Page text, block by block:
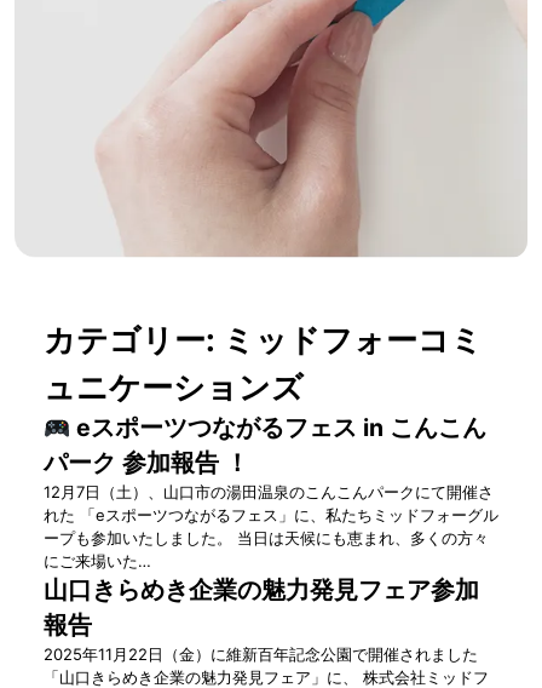
カテゴリー: ミッドフォーコミ
ュニケーションズ
eスポーツつながるフェス in こんこん
パーク 参加報告 ！
12月7日（土）、山口市の湯田温泉のこんこんパークにて開催さ
れた 「eスポーツつながるフェス」に、私たちミッドフォーグル
ープも参加いたしました。 当日は天候にも恵まれ、多くの方々
にご来場いた…
山口きらめき企業の魅力発見フェア参加
報告
2025年11月22日（金）に維新百年記念公園で開催されました
「山口きらめき企業の魅力発見フェア」に、 株式会社ミッドフ